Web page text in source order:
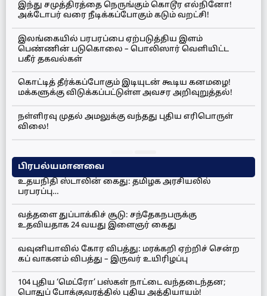
இந்து சமுத்திரத்தை நெருங்கும் கொடூர எல்நினோ!
அக்டோபர் வரை நீடிக்கப்போகும் கடும் வறட்சி!
இலங்கையில் பரபரப்பை ஏற்படுத்திய இளம்
பெண்ணின் படுகொலை – பொலிஸார் வெளியிட்ட
பகீர் தகவல்கள்
கொட்டித் தீர்க்கப்போகும் இடியுடன் கூடிய கனமழை!
மக்களுக்கு விடுக்கப்பட்டுள்ள அவசர அறிவுறுத்தல்!
நள்ளிரவு முதல் அமலுக்கு வந்தது புதிய எரிபொருள்
விலை!
பிரபல்யமானவை
உதயநிதி ஸ்டாலின் கைது: தமிழக அரசியலில்
பரபரப்பு…
வத்தளை துப்பாக்கிச் சூடு: சந்தேகநபருக்கு
உதவியதாக 24 வயது இளைஞர் கைது
வவுனியாவில் கோர விபத்து: மரக்கறி ஏற்றிச் சென்ற
கப் வாகனம் விபத்து – இருவர் உயிரிழப்பு
104 புதிய ‘மெட்ரோ’ பஸ்கள் நாட்டை வந்தடைந்தன;
பொதுப் போக்குவரத்தில் புதிய அத்தியாயம்!